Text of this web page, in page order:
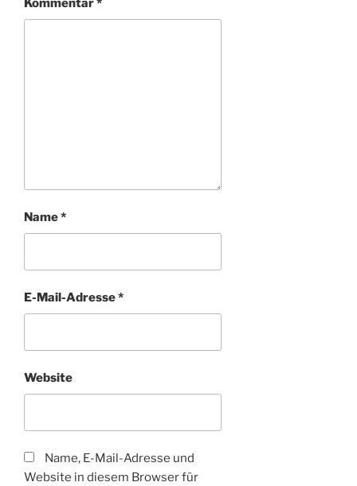
Kommentar*
Name*
E-Mail-Adresse*
Website
Name, E-Mail-Adresse und
Website in diesem Browser für